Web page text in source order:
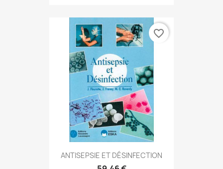
ANTISEPSIE ET DÉSINFECTION
favorite_border